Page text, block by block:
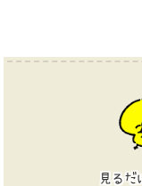
見るだ